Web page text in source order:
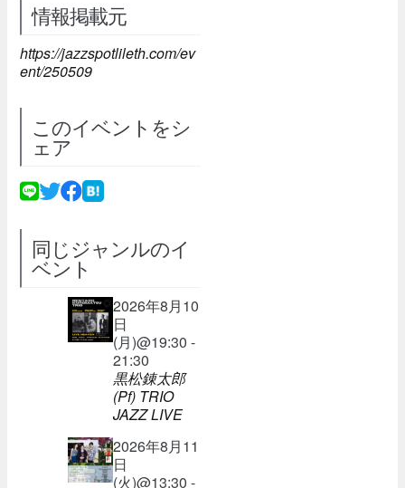
情報掲載元
https://jazzspotlileth.com/ev
ent/250509
このイベントをシ
ェア
同じジャンルのイ
ベント
2026年8月10
日
(月)@19:30 -
21:30
黒松錬太郎
(Pf) TRIO
JAZZ LIVE
2026年8月11
日
(火)@13:30 -